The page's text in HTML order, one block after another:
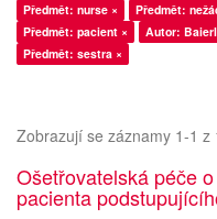
Předmět: nurse × Předmět:
Předmět: pacient ×
Autor:
Předmět: sestra ×
Zobrazují se záznamy 1-1 z
Ošetřovatelská péče
pacienta